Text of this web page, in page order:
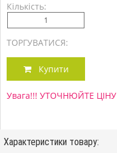
Кількість:
ТОРГУВАТИСЯ:
Купити
Увага!!! УТОЧНЮЙТЕ ЦІНУ
Характеристики товару: